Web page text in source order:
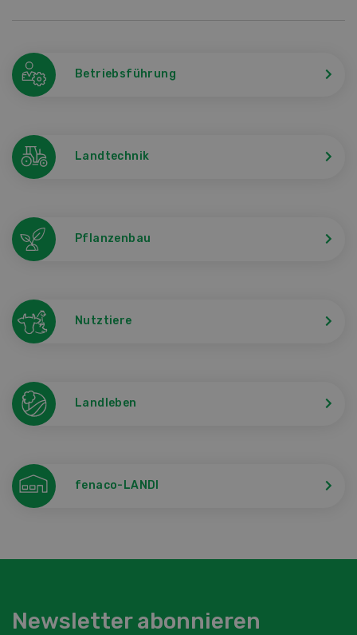
Betriebsführung
Landtechnik
Pflanzenbau
Nutztiere
Landleben
fenaco-LANDI
Newsletter abonnieren